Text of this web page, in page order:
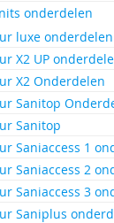
onderdelen
luxe onderdelen
X2 UP
X2 Onderdelen
Sanitop
Sanitop
Saniaccess 1
Saniaccess 2
Saniaccess 3
Saniplus